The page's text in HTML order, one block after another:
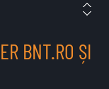
BNT.RO ȘI